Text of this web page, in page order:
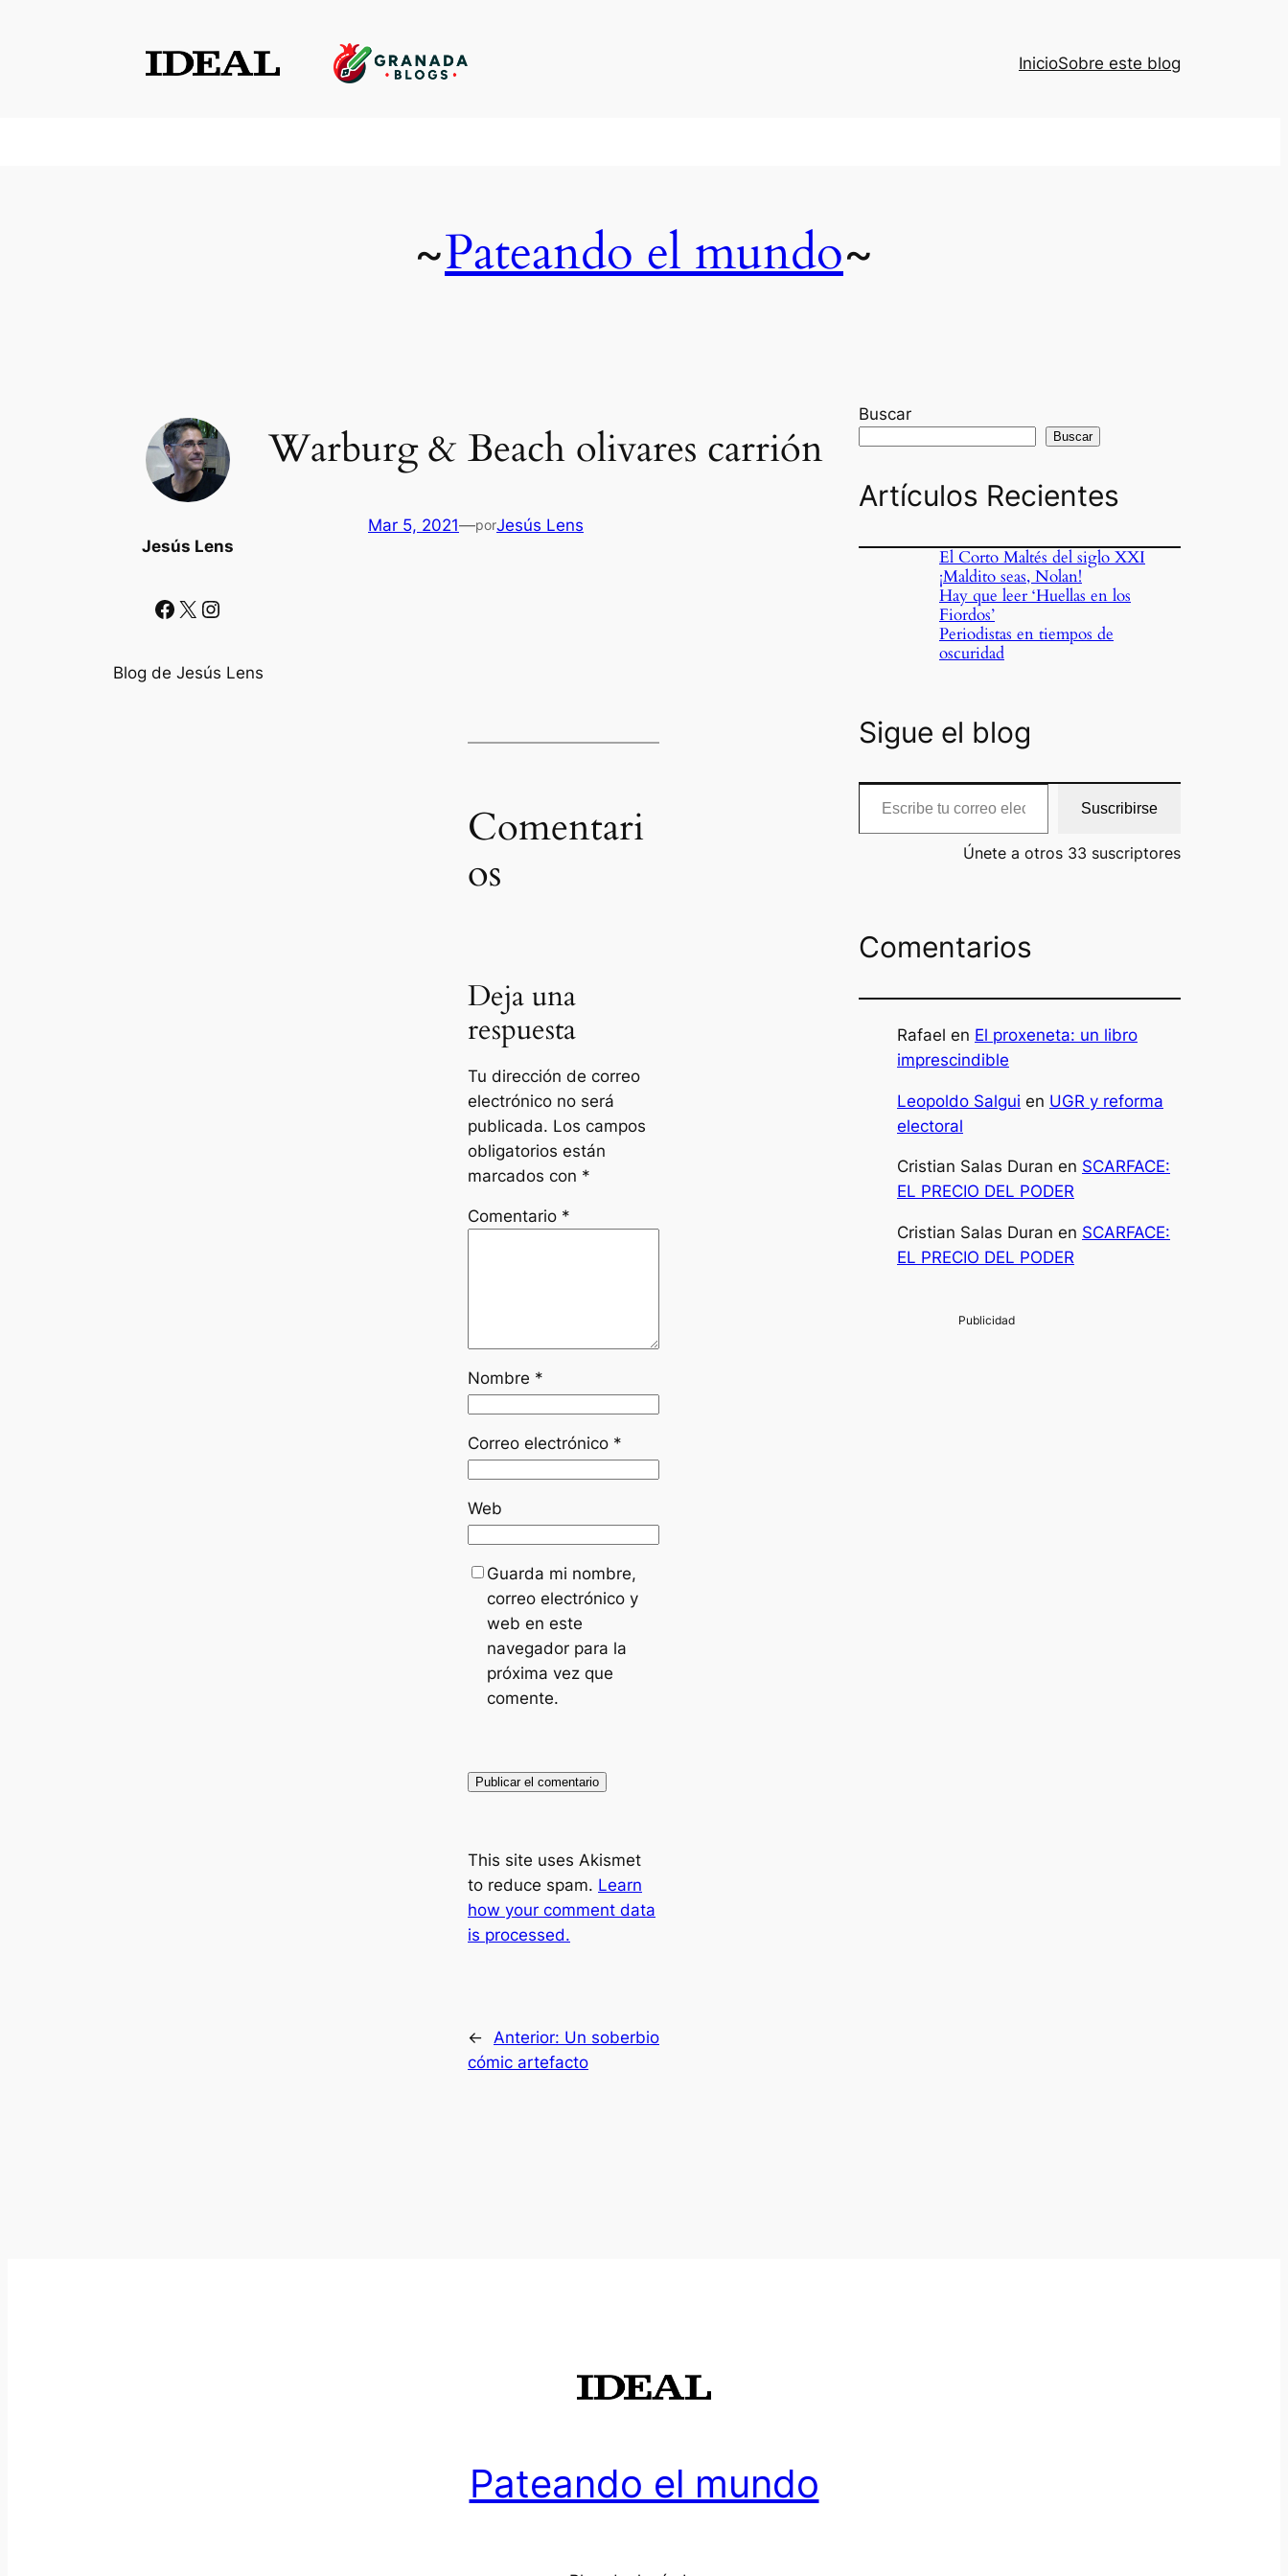
InicioSobre este blog
~Pateando el mundo~
Jesús Lens
Facebook X Instagram
Blog de Jesús Lens
Warburg & Beach olivares carrión
Mar 5, 2021—porJesús Lens
Comentari
os
Deja una
respuesta
Tu dirección de correo
electrónico no será
publicada. Los campos
obligatorios están
marcados con *
Comentario *
Nombre *
Correo electrónico *
Web
Guarda mi nombre,
correo electrónico y
web en este
navegador para la
próxima vez que
comente.
This site uses Akismet
to reduce spam. Learn
how your comment data
is processed.
← Anterior: Un soberbio
cómic artefacto
Buscar
Buscar
Artículos Recientes
El Corto Maltés del siglo XXI
¡Maldito seas, Nolan!
Hay que leer ‘Huellas en los
Fiordos’
Periodistas en tiempos de
oscuridad
Sigue el blog
Escribe tu correo electrónico…
Suscribirse
Únete a otros 33 suscriptores
Comentarios
Rafael en El proxeneta: un libro
imprescindible
Leopoldo Salgui en UGR y reforma
electoral
Cristian Salas Duran en SCARFACE:
EL PRECIO DEL PODER
Cristian Salas Duran en SCARFACE:
EL PRECIO DEL PODER
Pateando el mundo